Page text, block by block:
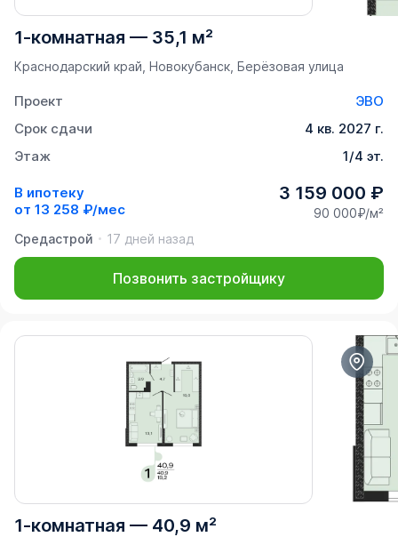
1-комнатная — 35,1 м²
Краснодарский край, Новокубанск, Берёзовая улица
Проект
ЭВО
Срок сдачи
4 кв. 2027 г.
Этаж
1/4 эт.
В ипотеку
от 13 258 ₽/мес
3 159 000 ₽
90 000₽/м²
Средастрой
17 дней назад
Позвонить застройщику
1-комнатная — 40,9 м²